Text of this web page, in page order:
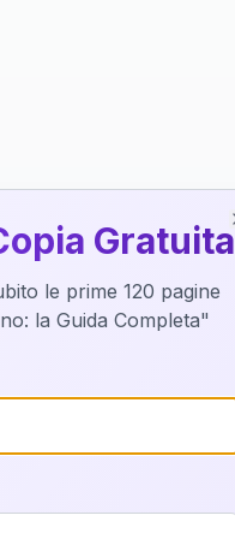
di
Gratuita
le prime 120 pagine
la Guida Completa"